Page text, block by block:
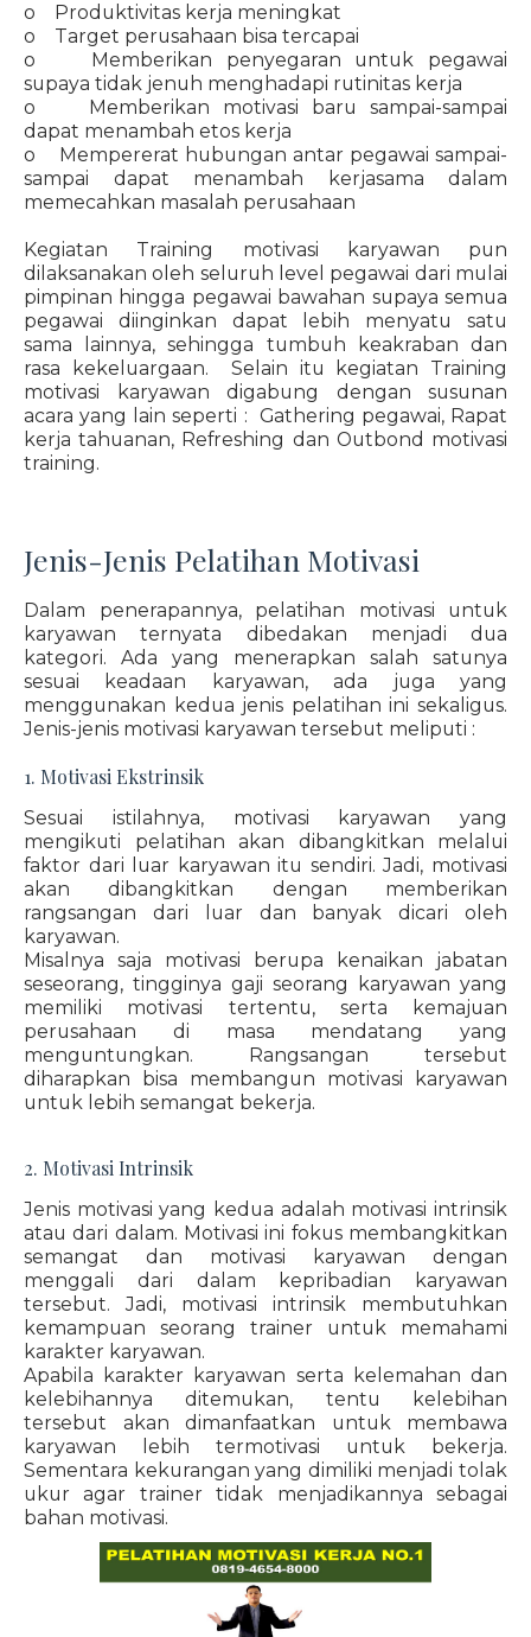
o Produktivitas kerja meningkat
o Target perusahaan bisa tercapai
o Memberikan penyegaran untuk pegawai
supaya tidak jenuh menghadapi rutinitas kerja
o Memberikan motivasi baru sampai-sampai
dapat menambah etos kerja
o Mempererat hubungan antar pegawai sampai-
sampai dapat menambah kerjasama dalam
memecahkan masalah perusahaan
Kegiatan Training motivasi karyawan pun
dilaksanakan oleh seluruh level pegawai dari mulai
pimpinan hingga pegawai bawahan supaya semua
pegawai diinginkan dapat lebih menyatu satu
sama lainnya, sehingga tumbuh keakraban dan
rasa kekeluargaan. Selain itu kegiatan Training
motivasi karyawan digabung dengan susunan
acara yang lain seperti : Gathering pegawai, Rapat
kerja tahuanan, Refreshing dan Outbond motivasi
training.
Jenis-Jenis Pelatihan Motivasi
Dalam penerapannya, pelatihan motivasi untuk
karyawan ternyata dibedakan menjadi dua
kategori. Ada yang menerapkan salah satunya
sesuai keadaan karyawan, ada juga yang
menggunakan kedua jenis pelatihan ini sekaligus.
Jenis-jenis motivasi karyawan tersebut meliputi :
1. Motivasi Ekstrinsik
Sesuai istilahnya, motivasi karyawan yang
mengikuti pelatihan akan dibangkitkan melalui
faktor dari luar karyawan itu sendiri. Jadi, motivasi
akan dibangkitkan dengan memberikan
rangsangan dari luar dan banyak dicari oleh
karyawan.
Misalnya saja motivasi berupa kenaikan jabatan
seseorang, tingginya gaji seorang karyawan yang
memiliki motivasi tertentu, serta kemajuan
perusahaan di masa mendatang yang
menguntungkan. Rangsangan tersebut
diharapkan bisa membangun motivasi karyawan
untuk lebih semangat bekerja.
2. Motivasi Intrinsik
Jenis motivasi yang kedua adalah motivasi intrinsik
atau dari dalam. Motivasi ini fokus membangkitkan
semangat dan motivasi karyawan dengan
menggali dari dalam kepribadian karyawan
tersebut. Jadi, motivasi intrinsik membutuhkan
kemampuan seorang trainer untuk memahami
karakter karyawan.
Apabila karakter karyawan serta kelemahan dan
kelebihannya ditemukan, tentu kelebihan
tersebut akan dimanfaatkan untuk membawa
karyawan lebih termotivasi untuk bekerja.
Sementara kekurangan yang dimiliki menjadi tolak
ukur agar trainer tidak menjadikannya sebagai
bahan motivasi.